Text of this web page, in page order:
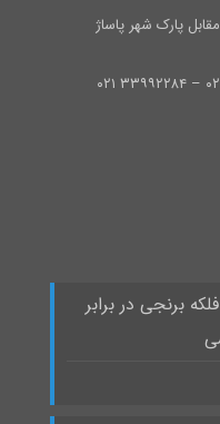
پارک شهر پاساژ
برنجی در برابر